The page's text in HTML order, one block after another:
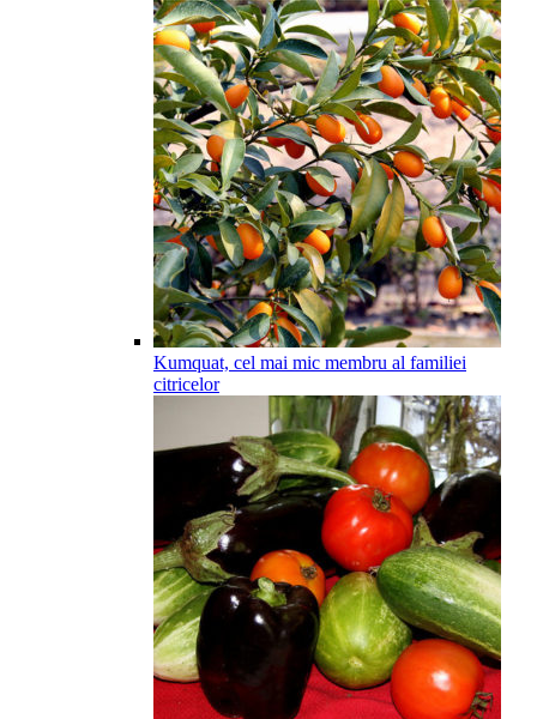
Kumquat, cel mai mic membru al familiei
citricelor